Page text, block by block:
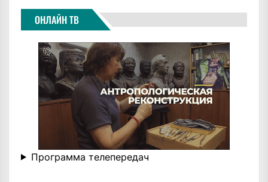
ОНЛАЙН ТВ
Программа телепередач